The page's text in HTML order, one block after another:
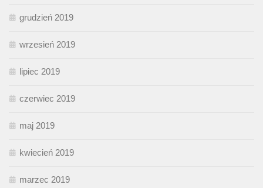
grudzień 2019
wrzesień 2019
lipiec 2019
czerwiec 2019
maj 2019
kwiecień 2019
marzec 2019